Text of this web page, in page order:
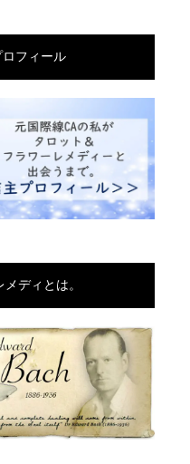
ロフィール
ディとは。